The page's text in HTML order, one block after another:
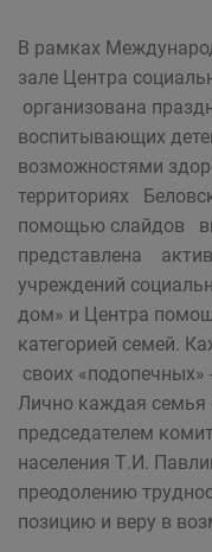
В рамках
зале Центра
организована
воспитывающих
возможностями
территориях
помощью слайдов
представлена
учреждений
дом» и Центра
категорией семей.
своих «подопечных»
Лично каждая семья
председателем
населения Т.И.
преодолению
позицию и веру в